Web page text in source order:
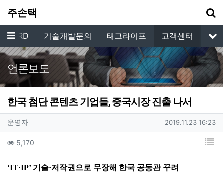
주손택
메뉴 기술개발문의 태그라이프
고객센터
언론보도
한국 첨단 콘텐츠 기업들, 중국시장 진출 나서
작성자 정보
운영자작성 작성일
2019.11.23 16:23
컨텐츠 정보
5,170 목
본문
‘IT·IP’ 기술·저작권으로 무장해 한국 공동관 꾸려